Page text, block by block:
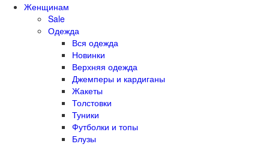
Женщинам
Sale
Одежда
Вся одежда
Новинки
Верхняя одежда
Джемперы и кардиганы
Жакеты
Толстовки
Туники
Футболки и топы
Блузы